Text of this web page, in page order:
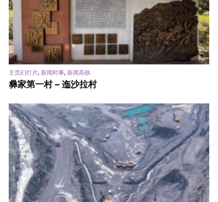
主页幻灯片, 新闻时事, 新闻高铁
彝家第一村 – 迤沙拉村